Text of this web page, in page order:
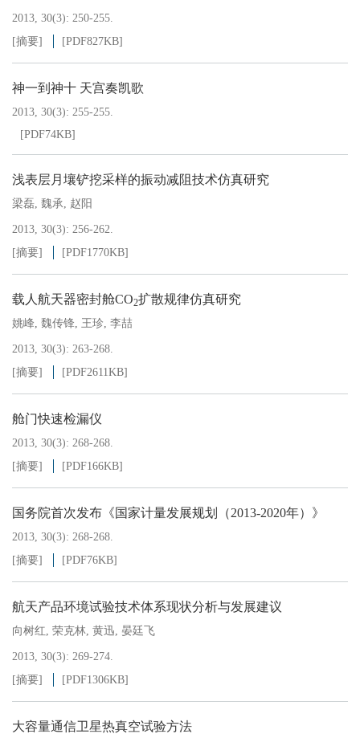
2013, 30(3): 250-255.
[摘要]
[PDF827KB]
神一到神十 天宫奏凯歌
2013, 30(3): 255-255.
[PDF74KB]
浅表层月壤铲挖采样的振动减阻技术仿真研究
梁磊, 魏承, 赵阳
2013, 30(3): 256-262.
[摘要]
[PDF1770KB]
载人航天器密封舱CO2扩散规律仿真研究
姚峰, 魏传锋, 王珍, 李喆
2013, 30(3): 263-268.
[摘要]
[PDF2611KB]
舱门快速检漏仪
2013, 30(3): 268-268.
[摘要]
[PDF166KB]
国务院首次发布《国家计量发展规划（2013-2020年）》
2013, 30(3): 268-268.
[摘要]
[PDF76KB]
航天产品环境试验技术体系现状分析与发展建议
向树红, 荣克林, 黄迅, 晏廷飞
2013, 30(3): 269-274.
[摘要]
[PDF1306KB]
大容量通信卫星热真空试验方法